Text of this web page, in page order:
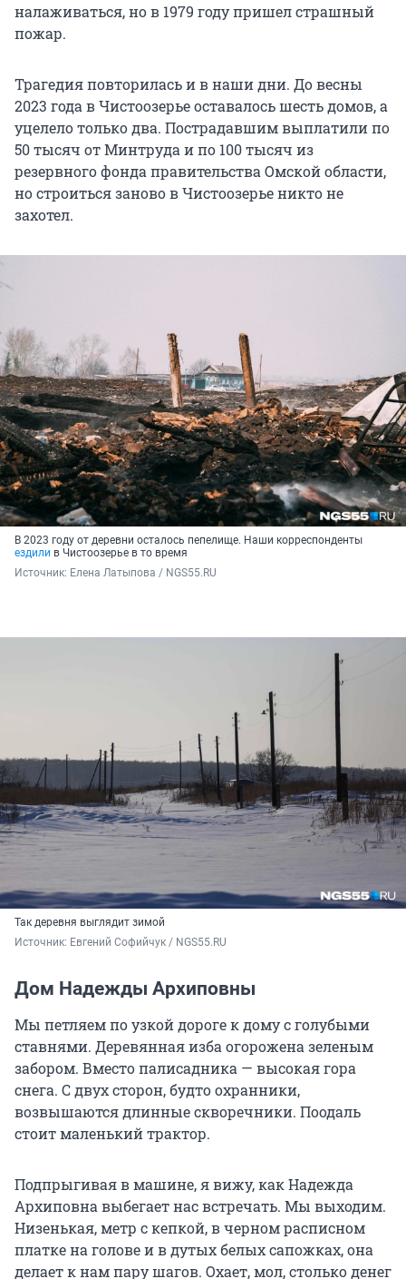
налаживаться, но в 1979 году пришел страшный
пожар.
Трагедия повторилась и в наши дни. До весны
2023 года в Чистоозерье оставалось шесть домов, а
уцелело только два. Пострадавшим выплатили по
50 тысяч от Минтруда и по 100 тысяч из
резервного фонда правительства Омской области,
но строиться заново в Чистоозерье никто не
захотел.
В 2023 году от деревни осталось пепелище. Наши корреспонденты
ездили в Чистоозерье в то время
Источник: Елена Латыпова / NGS55.RU
Так деревня выглядит зимой
Источник: Евгений Софийчук / NGS55.RU
Дом Надежды Архиповны
Мы петляем по узкой дороге к дому с голубыми
ставнями. Деревянная изба огорожена зеленым
забором. Вместо палисадника — высокая гора
снега. С двух сторон, будто охранники,
возвышаются длинные скворечники. Поодаль
стоит маленький трактор.
Подпрыгивая в машине, я вижу, как Надежда
Архиповна выбегает нас встречать. Мы выходим.
Низенькая, метр с кепкой, в черном расписном
платке на голове и в дутых белых сапожках, она
делает к нам пару шагов. Охает, мол, столько денег